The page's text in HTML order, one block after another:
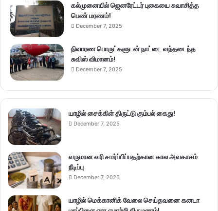
கல்முனையில் ஜெனரேட்டர் புகையை சுவாசித்த
பெண் மரணம்!
December 7, 2025
நிவாரண பொருட்களுடன் நாட்டை வந்தடைந்த
சுவிஸ் விமானம்!
December 7, 2025
யாழில் சைக்கிள் திருட்டு கும்பல் கைது!
December 7, 2025
வருமான வரி சமர்ப்பிப்பதற்கான கால அவகாசம்
நீடிப்பு
December 7, 2025
யாழில் மெக்கானிக் வேலை செய்தவனை கனடா